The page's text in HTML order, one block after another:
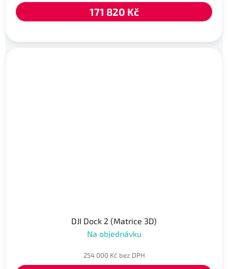
171 820 Kč
DJI Dock 2 (Matrice 3D)
Na objednávku
254 000 Kč bez DPH